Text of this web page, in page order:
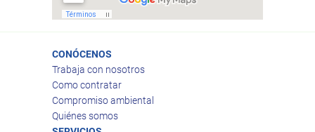
CONÓCENOS
Trabaja con nosotros
Como contratar
Compromiso ambiental
Quiénes somos